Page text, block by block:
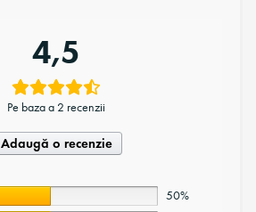
4,5
Pe baza a 2 recenzii
Adaugă o recenzie
50%